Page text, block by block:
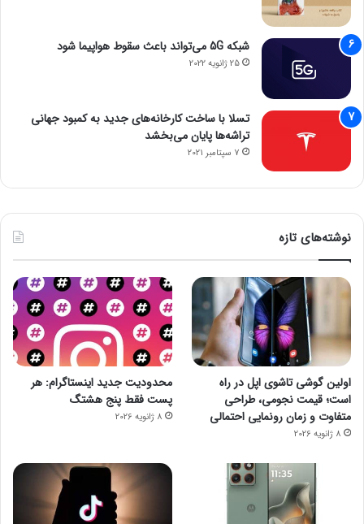
شبکه 5G می‌تواند باعث سقوط هواپیما شود
25 ژانویه 2022
تسلا با ساخت کارخانه‌های جدید به کمبود جهانی
تراشه‌ها پایان می‌بخشد
7 سپتامبر 2021
نوشته‌های تازه
اولین گوشی تاشوی اپل در راه
است؛ قیمت نجومی، طراحی
متفاوت و زمان رونمایی احتمالی
8 ژانویه 2026
محدودیت جدید اینستاگرام: هر
پست فقط پنج هشتگ
8 ژانویه 2026